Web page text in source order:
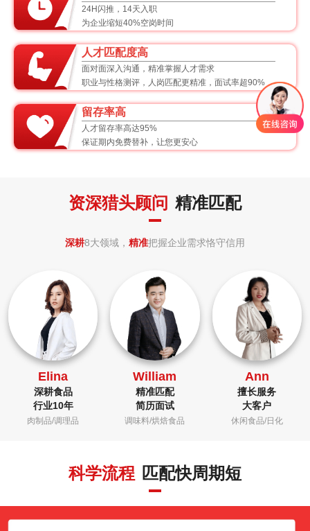
24H闪推，14天入职
为企业缩短40%空岗时间
人才匹配度高
面对面深入沟通，精准掌握人才需求
职业与性格测评，人岗匹配更精准，面试率超90%
留存率高
人才留存率高达95%
保证期内免费替补，让您更安心
资深猎头顾问 精准匹配
深耕8大领域， 精准把握企业需求恪守信用
Elina
深耕食品
行业10年
肉制品/调理品
William
精准匹配
简历面试
调味料/烘焙食品
Ann
擅长服务
大客户
休闲食品/日化
科学流程 匹配快周期短